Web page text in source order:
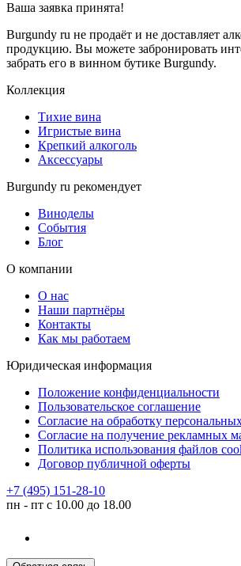
Ваша заявка принята!
Burgundy ru не продаёт и не доставляет
продукцию. Вы можете забронировать
забрать его в винном бутике Burgundy.
Коллекция
Тихие вина
Игристые вина
Крепкий алкоголь
Аксессуары
Burgundy ru рекомендует
Виноделы
События
Блог
О компании
О нас
Наши партнёры
Контакты
Как мы работаем
Юридическая информация
Положение конфиденциальности
Пользовательское соглашение
Согласие на обработку
Согласие на получение рекламных
Политика использования файлов
Договор публичной оферты
+7 (495) 151-28-10
пн - пт с 10.00 до 18.00